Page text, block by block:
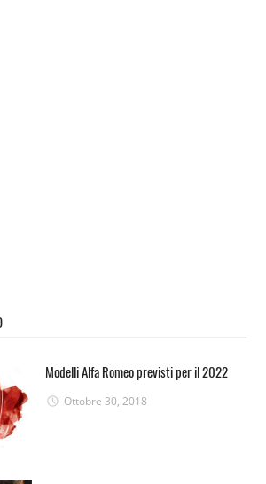
Modelli Alfa Romeo previsti per il 2022
Ottobre 30, 2018